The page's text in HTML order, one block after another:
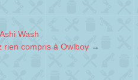
Wash
rien compris à Owlboy →